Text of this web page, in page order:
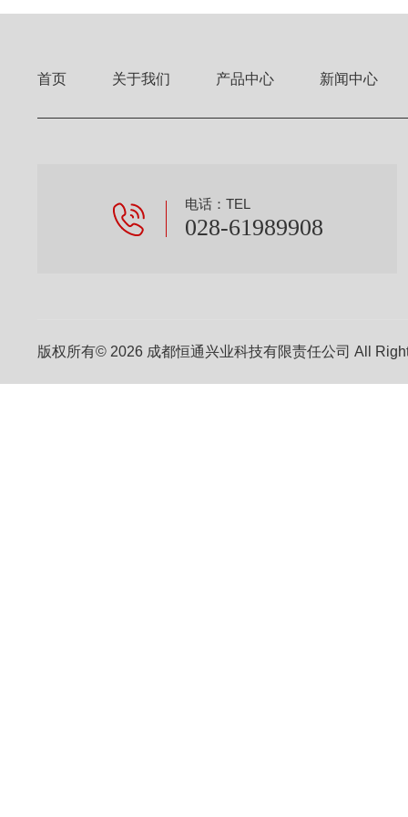
首页 关于我们 产品中心 新闻中心
电话：TEL
028-61989908
版权所有© 2026 成都恒通兴业科技有限责任公司 All